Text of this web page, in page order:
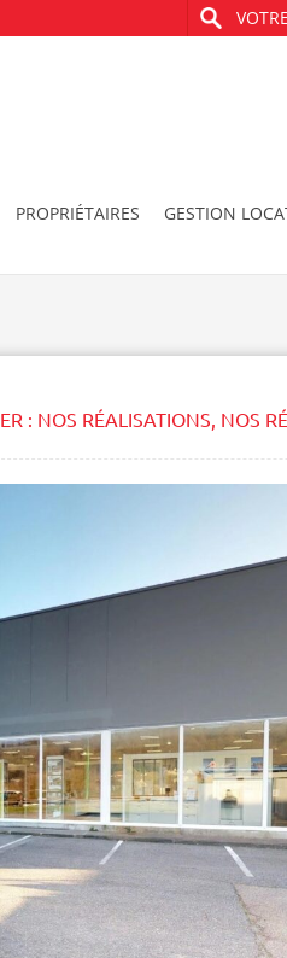
PROPRIÉTAIRES GESTION
: NOS RÉALISATIONS, NOS